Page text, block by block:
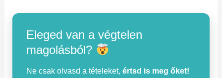
Eleged van a végtelen
magolásból?
Ne csak olvasd a tételeket,értsd is meg őket!